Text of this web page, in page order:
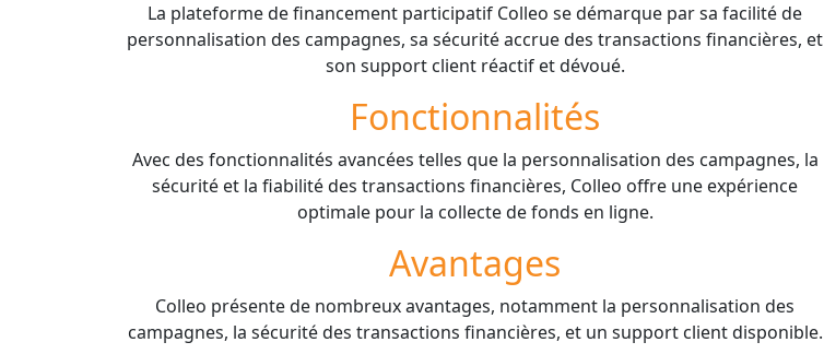
La plateforme de financement participatif Colleo se démarque par sa facilité de
personnalisation des campagnes, sa sécurité accrue des transactions financières, et
son support client réactif et dévoué.
Fonctionnalités
Avec des fonctionnalités avancées telles que la personnalisation des campagnes, la
sécurité et la fiabilité des transactions financières, Colleo offre une expérience
optimale pour la collecte de fonds en ligne.
Avantages
Colleo présente de nombreux avantages, notamment la personnalisation des
campagnes, la sécurité des transactions financières, et un support client disponible.